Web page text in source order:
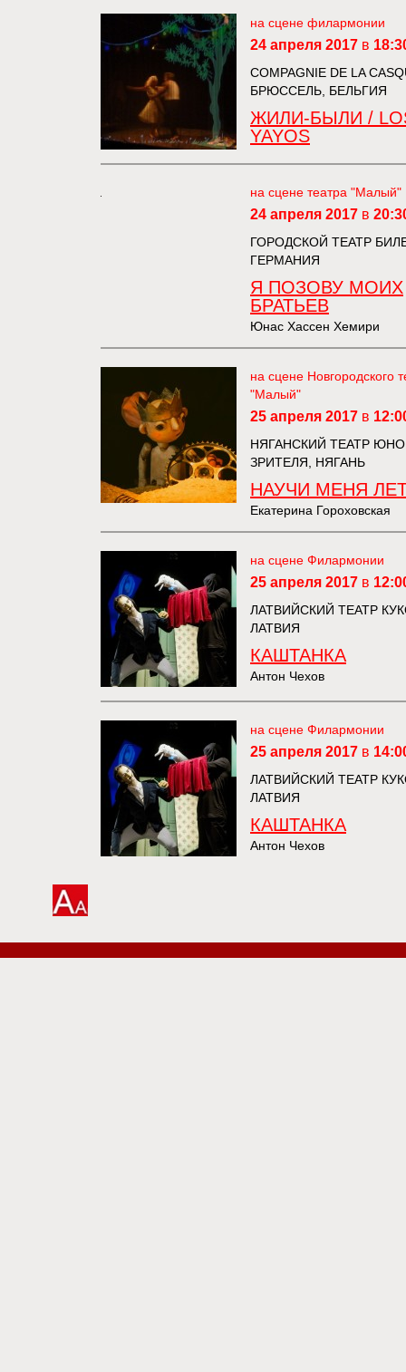
на сцене филармонии
24 апреля 2017 в
COMPAGNIE DE LA
БРЮССЕЛЬ, БЕЛЬГИЯ
ЖИЛИ-БЫЛИ /
YAYOS
на сцене театра "Малый"
24 апреля 2017 в
ГОРОДСКОЙ ТЕАТР
ГЕРМАНИЯ
Я ПОЗОВУ МОИХ
БРАТЬЕВ
Юнас Хассен Хемири
на сцене Новгородского
"Малый"
25 апреля 2017 в
НЯГАНСКИЙ ТЕАТР
ЗРИТЕЛЯ, НЯГАНЬ
НАУЧИ МЕНЯ
Екатерина Гороховская
на сцене Филармонии
25 апреля 2017 в
ЛАТВИЙСКИЙ ТЕАТР
ЛАТВИЯ
КАШТАНКА
Антон Чехов
на сцене Филармонии
25 апреля 2017 в
ЛАТВИЙСКИЙ ТЕАТР
ЛАТВИЯ
КАШТАНКА
Антон Чехов